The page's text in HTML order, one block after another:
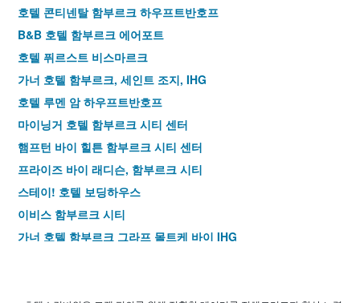
호텔 콘티넨탈 함부르크 하우프트반호프
B&B 호텔 함부르크 에어포트
호텔 퓌르스트 비스마르크
가너 호텔 함부르크, 세인트 조지, IHG
호텔 루멘 암 하우프트반호프
마이닝거 호텔 함부르크 시티 센터
햄프턴 바이 힐튼 함부르크 시티 센터
프라이즈 바이 래디슨, 함부르크 시티
스테이! 호텔 보딩하우스
이비스 함부르크 시티
가너 호텔 함부르크 그라프 몰트케 바이 IHG